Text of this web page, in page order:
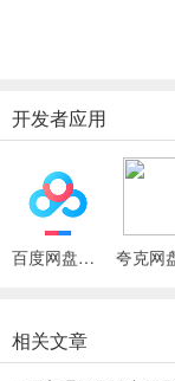
开发者应用
百度网盘绿色免安装Pc电脑版
相关文章